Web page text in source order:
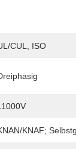
cUL, ISO
KNAF;